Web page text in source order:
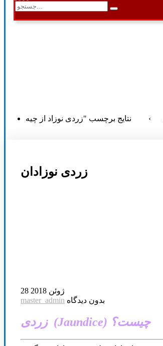
›
زردی نوزادان
28 ژوئن 2018
master_admin بدون دیدگاه
زردی (Jaundice) چیست؟